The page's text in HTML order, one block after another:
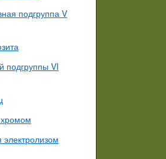
подгруппа V
подгруппы VI